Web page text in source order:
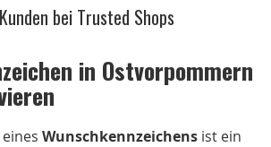
bei Trusted Shops
in Ostvorpommern
Wunschkennzeichens ist ein